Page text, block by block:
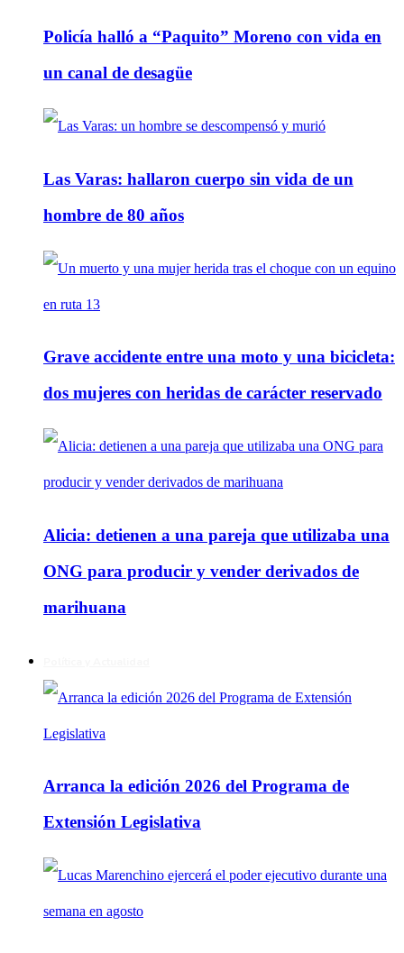
Policía halló a “Paquito” Moreno con vida en
un canal de desagüe
Las Varas: hallaron cuerpo sin vida de un
hombre de 80 años
Grave accidente entre una moto y una bicicleta:
dos mujeres con heridas de carácter reservado
Alicia: detienen a una pareja que utilizaba una
ONG para producir y vender derivados de
marihuana
Arranca la edición 2026 del Programa de
Extensión Legislativa